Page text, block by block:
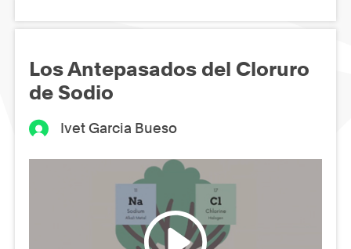
Los Antepasados del Cloruro
de Sodio
Ivet Garcia Bueso